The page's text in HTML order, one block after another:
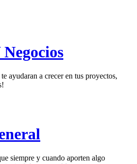
ayudaran a crecer en tus proyectos,
siempre y cuando aporten algo